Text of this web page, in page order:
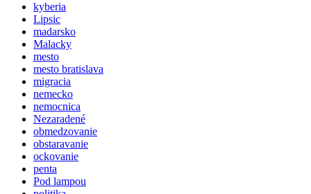
kyberia
Lipsic
madarsko
Malacky
mesto
mesto bratislava
migracia
nemecko
nemocnica
Nezaradené
obmedzovanie
obstaravanie
ockovanie
penta
Pod lampou